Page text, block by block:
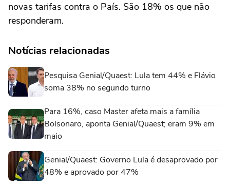
novas tarifas contra o País. São 18% os que não
responderam.
Notícias relacionadas
Pesquisa Genial/Quaest: Lula tem 44% e Flávio
soma 38% no segundo turno
Para 16%, caso Master afeta mais a família
Bolsonaro, aponta Genial/Quaest; eram 9% em
maio
Genial/Quaest: Governo Lula é desaprovado por
48% e aprovado por 47%